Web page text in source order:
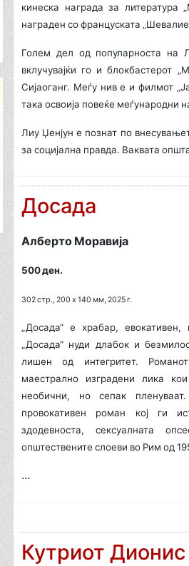
кинеска награда за
награден со француската
Голем дел од популарноста на
вклучувајќи го и блокбастерот
Сијаоганг. Меѓу нив е и филмот
така освоија повеќе меѓународни
Лиу Џенјун е познат по
за социјална правда. Ваквата
Досада
Алберто Моравија
500 ден.
302 стр., 200 х 140 мм, 2025 г.
„Досада“ е храбар,
„Досада“ нуди длабок и
лишен од интегритет.
маестрално изградени лика
необични, но сепак
провокативен роман кој ги
здодевноста, сексуалната
општествените слоеви во Рим од
...
Кутриот Дионис